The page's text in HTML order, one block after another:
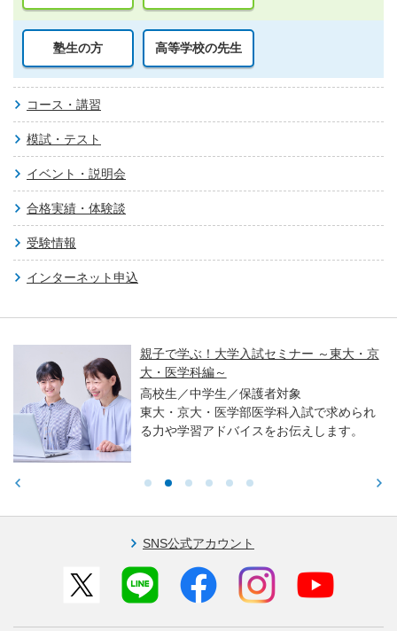
塾生の方 高等学校の先生
コース・講習
模試・テスト
イベント・説明会
合格実績・体験談
受験情報
インターネット申込
親子で学ぶ！大学入試セミナー ～東大・京
大・医学科編～
高校生／中学生／保護者対象
東大・京大・医学部医学科入試で求められ
る力や学習アドバイスをお伝えします。
SNS公式アカウント